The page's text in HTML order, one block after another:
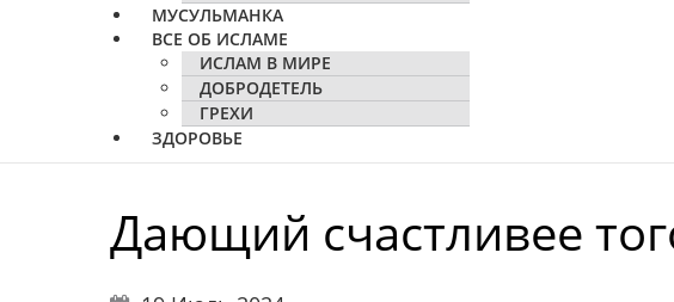
МУСУЛЬМАНКА
ВСЕ ОБ ИСЛАМЕ
ИСЛАМ В МИРЕ
ДОБРОДЕТЕЛЬ
ГРЕХИ
ЗДОРОВЬЕ
Дающий счастливее